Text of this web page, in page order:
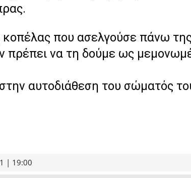
κοπέλας που ασελγούσε πάνω
πρέπει να τη δούμε ως
αυτοδιάθεση του σώματός
| 19:00